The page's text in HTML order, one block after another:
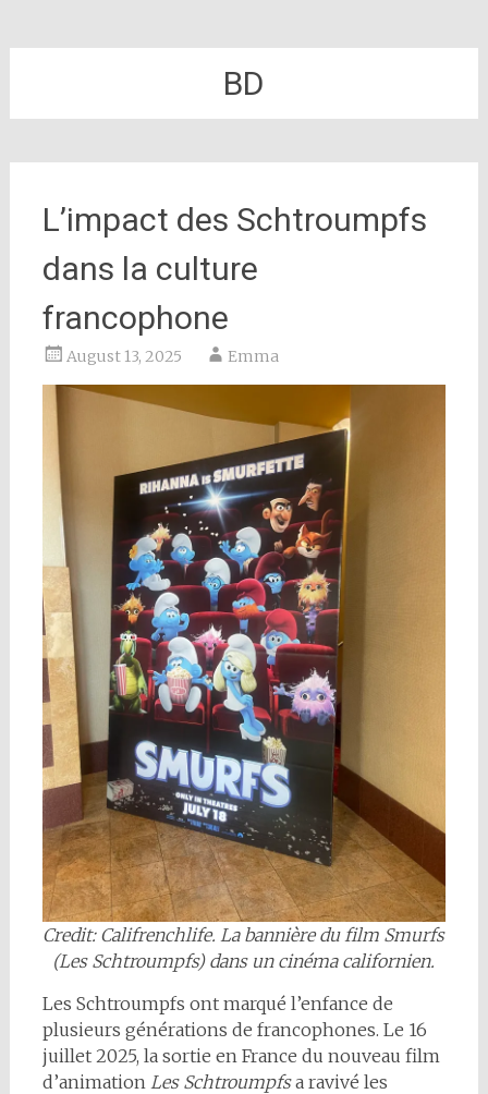
BD
L’impact des Schtroumpfs
dans la culture
francophone
August 13, 2025 Emma
Credit: Califrenchlife. La bannière du film Smurfs
(Les Schtroumpfs) dans un cinéma californien.
Les Schtroumpfs ont marqué l’enfance de
plusieurs générations de francophones. Le 16
juillet 2025, la sortie en France du nouveau film
d’animation Les Schtroumpfsa ravivé les